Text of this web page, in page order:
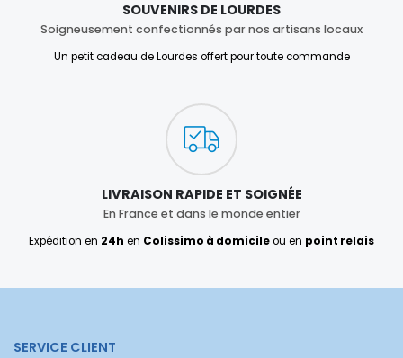
SOUVENIRS DE LOURDES
Soigneusement confectionnés par nos artisans locaux
Un petit cadeau de Lourdes offert pour toute commande
LIVRAISON RAPIDE ET SOIGNÉE
En France et dans le monde entier
Expédition en 24h en Colissimo à domicileou en point relais
SERVICE CLIENT